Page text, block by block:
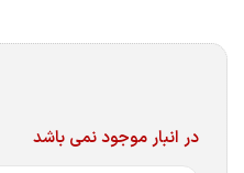
در انبار موجود نمی باشد